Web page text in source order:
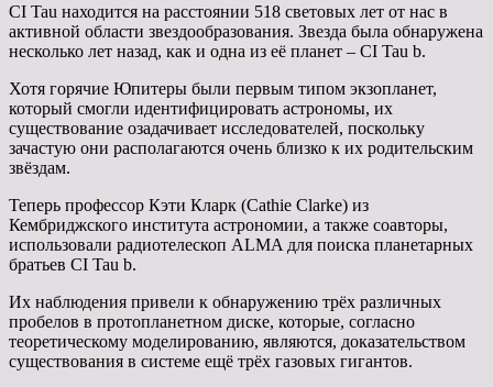
CI Tau находится на расстоянии 518 световых лет от нас в
активной области звездообразования. Звезда была обнаружена
несколько лет назад, как и одна из её планет – CI Tau b.
Хотя горячие Юпитеры были первым типом экзопланет,
который смогли идентифицировать астрономы, их
существование озадачивает исследователей, поскольку
зачастую они располагаются очень близко к их родительским
звёздам.
Теперь профессор Кэти Кларк (Cathie Clarke) из
Кембриджского института астрономии, а также соавторы,
использовали радиотелескоп ALMA для поиска планетарных
братьев CI Tau b.
Их наблюдения привели к обнаружению трёх различных
пробелов в протопланетном диске, которые, согласно
теоретическому моделированию, являются, доказательством
существования в системе ещё трёх газовых гигантов.